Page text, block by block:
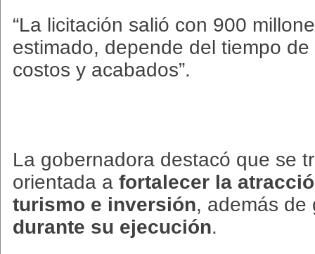
“La licitación salió con 900
estimado, depende del tiempo
costos y acabados”.
La gobernadora destacó que se
orientada a fortalecer la
turismo e inversión, además
durante su ejecución.